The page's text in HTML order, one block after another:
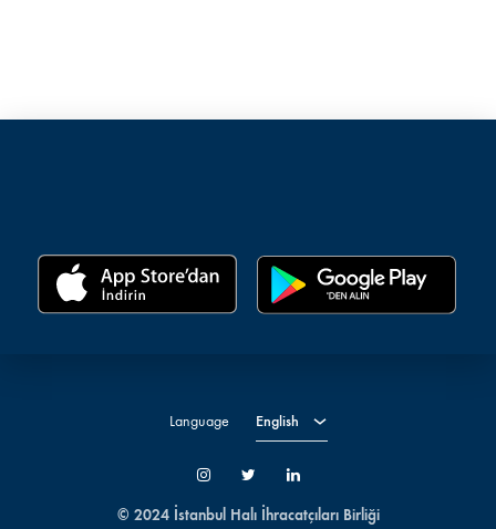
İnstagramTwitter LinkedIn
© 2024 İstanbul Halı İhracatçıları Birliği
Language English